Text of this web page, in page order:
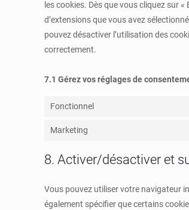
les cookies. Dès que vous cliquez sur
d’extensions que vous avez
pouvez désactiver l’utilisation des
correctement.
7.1 Gérez vos réglages de
Fonctionnel
Marketing
8. Activer/désactiver et
Vous pouvez utiliser votre navigateur
également spécifier que certains